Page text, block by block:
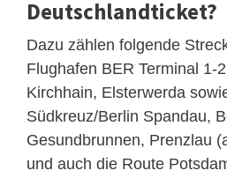
Deutschlandticket?
Dazu zählen folgende
Flughafen BER Terminal 1-
Kirchhain, Elsterwerda
Südkreuz/Berlin Spandau,
Gesundbrunnen, Prenzlau
und auch die Route